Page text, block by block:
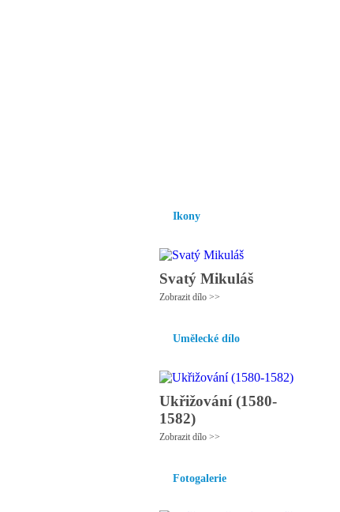
Ikony
Svatý Mikuláš
Zobrazit dílo >>
Umělecké dílo
Ukřižování (1580-
1582)
Zobrazit dílo >>
Fotogalerie